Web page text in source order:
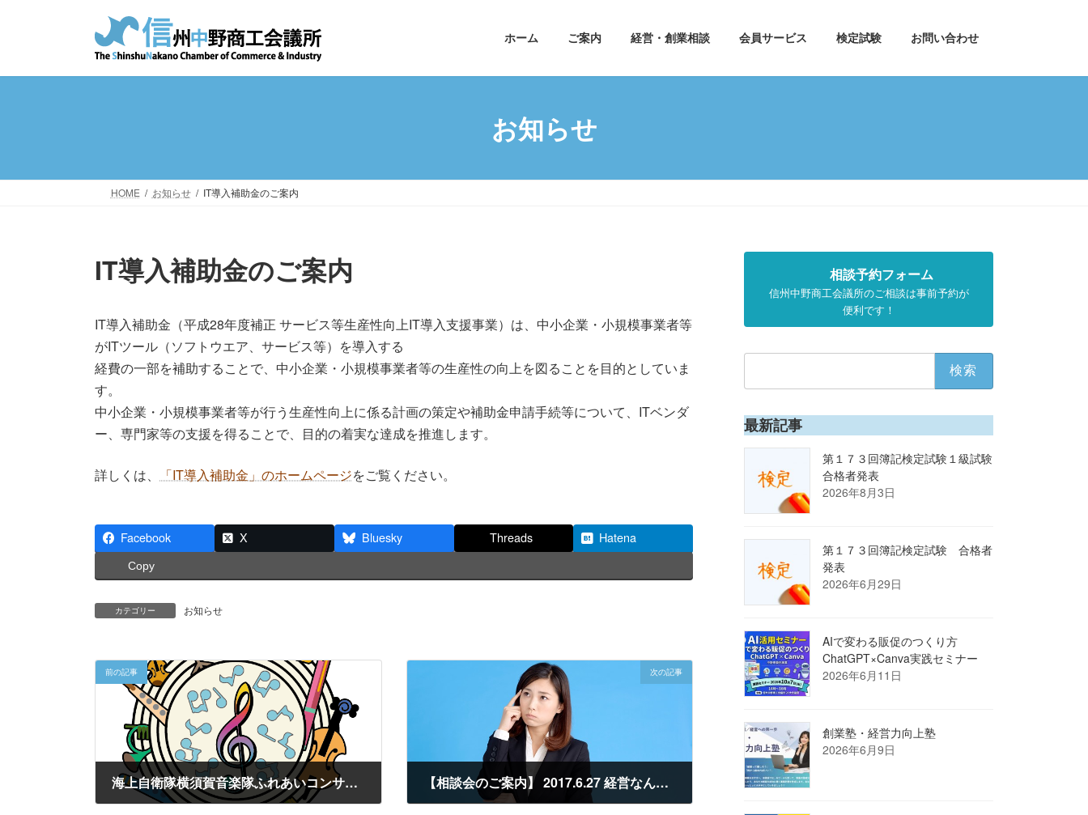
プ
動
ホーム ご案内 経営・創業相談 会員サービス 検定試験 お問い合わせ
お知らせ
HOME お知らせ IT導入補助金のご案内
IT導入補助金のご案内
IT導入補助金（平成28年度補正 サービス等生産性向上IT導入支援事業）は、中小企業・小規模事業者等
がITツール（ソフトウエア、サービス等）を導入する
経費の一部を補助することで、中小企業・小規模事業者等の生産性の向上を図ることを目的としていま
す。
中小企業・小規模事業者等が行う生産性向上に係る計画の策定や補助金申請手続等について、ITベンダ
ー、専門家等の支援を得ることで、目的の着実な達成を推進します。
詳しくは、 「IT導入補助金」のホームページをご覧ください。
Facebook X Bluesky Threads Hatena
Copy
カテゴリー お知らせ
前の記事
海上自衛隊横須賀音楽隊ふれあいコンサートin信州中野【信州中野防衛協会】
次の記事
【相談会のご案内】 2017.6.27 経営なんでも相談会を開催します
相談予約フォーム
信州中野商工会議所のご相談は事前予約が
便利です！
最新記事
第１７３回簿記検定試験１級試験
合格者発表
2026年8月3日
第１７３回簿記検定試験 合格者
発表
2026年6月29日
AIで変わる販促のつくり方
ChatGPT×Canva実践セミナー
2026年6月11日
創業塾・経営力向上塾
2026年6月9日